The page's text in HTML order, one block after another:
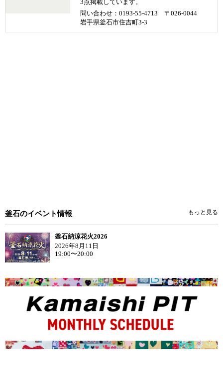
3点掲載しています。
問い合わせ：0193-55-4713 〒026-0044
岩手県釜石市住吉町3-3
釜石のイベント情報 もっと見る
釜石納涼花火2026
2026年8月11日
19:00〜20:00